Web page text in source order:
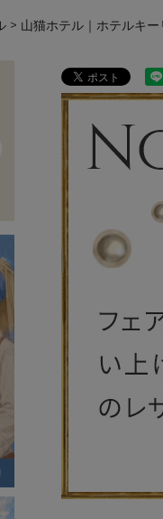
長財布
バッグ
シーナリーオブザコメ
シャーク
イタリアンレザー
アートレザーバッグ
ア
山猫ホテル｜ホテルキー